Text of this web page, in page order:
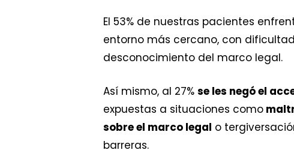
El 53% de nuestras pacientes
entorno más cercano, con
desconocimiento del marco legal.
Así mismo, al 27% se les negó el
expuestas a situaciones como
sobre el marco legal o
barreras.